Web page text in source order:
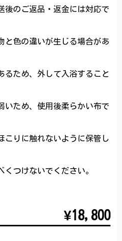
後のご返品・返金には対応で
と色の違いが生じる場合があ
るため、外して入浴すること
いため、使用後柔らかい布で
こりに触れないように保管し
つけないでください。
¥18,800